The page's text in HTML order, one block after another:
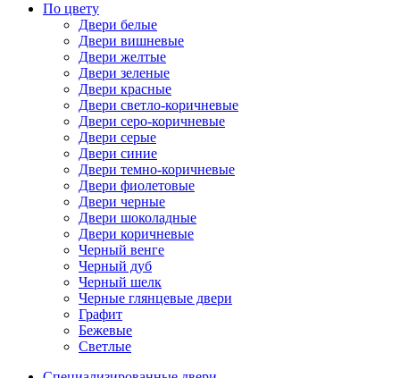
По цвету
Двери белые
Двери вишневые
Двери желтые
Двери зеленые
Двери красные
Двери светло-коричневые
Двери серо-коричневые
Двери серые
Двери синие
Двери темно-коричневые
Двери фиолетовые
Двери черные
Двери шоколадные
Двери коричневые
Черный венге
Черный дуб
Черный шелк
Черные глянцевые двери
Графит
Бежевые
Светлые